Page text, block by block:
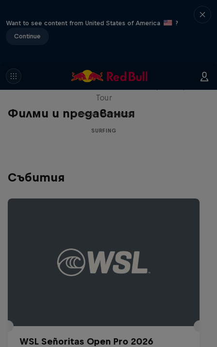
Want to see content from United States of America
?
Continue
Филми и предавания
WSL Replay
Tour
1 сезон · 6 епизоди
SURFING
Събития
WSL Señoritas Open Pro 2026